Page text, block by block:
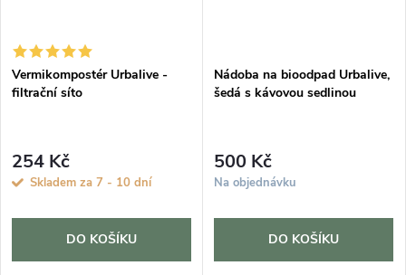
Vermikompostér Urbalive -
filtrační síto
254 Kč
Skladem za 7 - 10 dní
DO KOŠÍKU
Nádoba na bioodpad Urbalive,
šedá s kávovou sedlinou
500 Kč
Na objednávku
DO KOŠÍKU